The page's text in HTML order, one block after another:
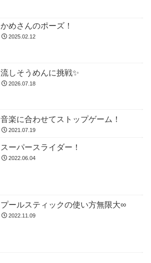
かめさんのポーズ！
2025.02.12
流しそうめんに挑戦✨
2026.07.18
音楽に合わせてストップゲーム！
2021.07.19
スーパースライダー！
2022.06.04
プールスティックの使い方無限大∞
2022.11.09